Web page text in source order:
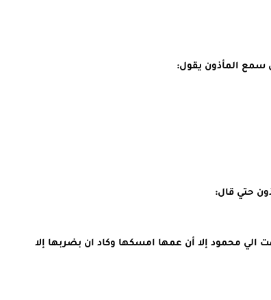
المأذون يقول:
حتي قال:
محمود إلا أن عمها امسكها وكاد ان بضربها إلا